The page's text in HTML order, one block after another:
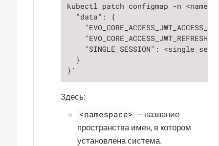
kubectl patch configmap -n
  "data": {
"SINGLE_SESSION":
  }
}'
Здесь:
<namespace> — название
пространства имен, в котором
установлена система.